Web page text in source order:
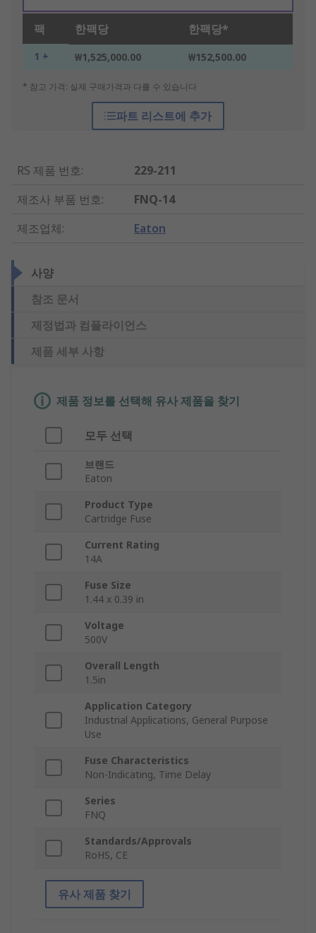
팩 한팩당 한팩당*
1 + ₩1,525,000.00 ₩152,500.00
* 참고 가격: 실제 구매가격과 다를 수 있습니다
파트 리스트에 추가
RS 제품 번호:
229-211
제조사 부품 번호:
FNQ-14
제조업체: Eaton
사양
참조 문서
제정법과 컴플라이언스
제품 세부 사항
제품 정보를 선택해 유사 제품을 찾기
모두 선택
브랜드
Eaton
Product Type
Cartridge Fuse
Current Rating
14A
Fuse Size
1.44 x 0.39 in
Voltage
500V
Overall Length
1.5in
Application Category
Industrial Applications, General Purpose
Use
Fuse Characteristics
Non-Indicating, Time Delay
Series
FNQ
Standards/Approvals
RoHS, CE
유사 제품 찾기